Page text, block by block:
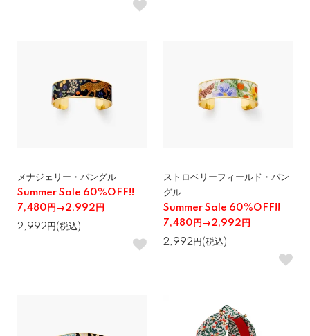
メナジェリー・バングル
Summer Sale 60%OFF!!
7,480円→2,992円
2,992円(税込)
ストロベリーフィールド・バン
グル
Summer Sale 60%OFF!!
7,480円→2,992円
2,992円(税込)